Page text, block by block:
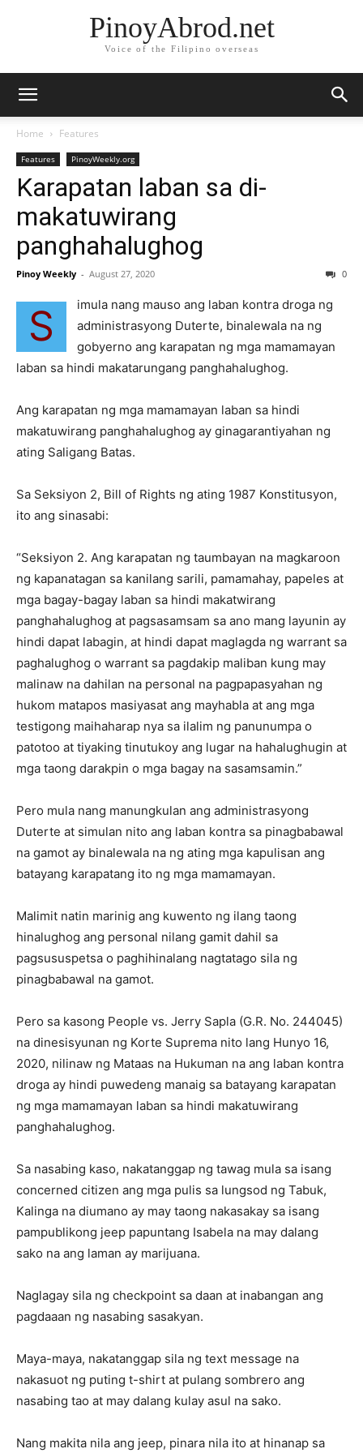
PinoyAbrod.net
Voice of the Filipino overseas
Home Features
Features PinoyWeekly.org
Karapatan laban sa di-
makatuwirang
panghahalughog
Pinoy Weekly - August 27, 2020 0
S
imula nang mauso ang laban kontra droga ng
administrasyong Duterte, binalewala na ng
gobyerno ang karapatan ng mga mamamayan
laban sa hindi makatarungang panghahalughog.
Ang karapatan ng mga mamamayan laban sa hindi
makatuwirang panghahalughog ay ginagarantiyahan ng
ating Saligang Batas.
Sa Seksiyon 2, Bill of Rights ng ating 1987 Konstitusyon,
ito ang sinasabi:
“Seksiyon 2. Ang karapatan ng taumbayan na magkaroon
ng kapanatagan sa kanilang sarili, pamamahay, papeles at
mga bagay-bagay laban sa hindi makatwirang
panghahalughog at pagsasamsam sa ano mang layunin ay
hindi dapat labagin, at hindi dapat maglagda ng warrant sa
paghalughog o warrant sa pagdakip maliban kung may
malinaw na dahilan na personal na pagpapasyahan ng
hukom matapos masiyasat ang mayhabla at ang mga
testigong maihaharap nya sa ilalim ng panunumpa o
patotoo at tiyaking tinutukoy ang lugar na hahalughugin at
mga taong darakpin o mga bagay na sasamsamin.”
Pero mula nang manungkulan ang administrasyong
Duterte at simulan nito ang laban kontra sa pinagbabawal
na gamot ay binalewala na ng ating mga kapulisan ang
batayang karapatang ito ng mga mamamayan.
Malimit natin marinig ang kuwento ng ilang taong
hinalughog ang personal nilang gamit dahil sa
pagsususpetsa o paghihinalang nagtatago sila ng
pinagbabawal na gamot.
Pero sa kasong People vs. Jerry Sapla (G.R. No. 244045)
na dinesisyunan ng Korte Suprema nito lang Hunyo 16,
2020, nilinaw ng Mataas na Hukuman na ang laban kontra
droga ay hindi puwedeng manaig sa batayang karapatan
ng mga mamamayan laban sa hindi makatuwirang
panghahalughog.
Sa nasabing kaso, nakatanggap ng tawag mula sa isang
concerned citizen ang mga pulis sa lungsod ng Tabuk,
Kalinga na diumano ay may taong nakasakay sa isang
pampublikong jeep papuntang Isabela na may dalang
sako na ang laman ay marijuana.
Naglagay sila ng checkpoint sa daan at inabangan ang
pagdaaan ng nasabing sasakyan.
Maya-maya, nakatanggap sila ng text message na
nakasuot ng puting t-shirt at pulang sombrero ang
nasabing tao at may dalang kulay asul na sako.
Nang makita nila ang jeep, pinara nila ito at hinanap sa